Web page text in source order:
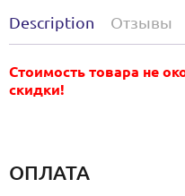
Description Отзывы
Стоимость товара не
скидки!
ОПЛАТА